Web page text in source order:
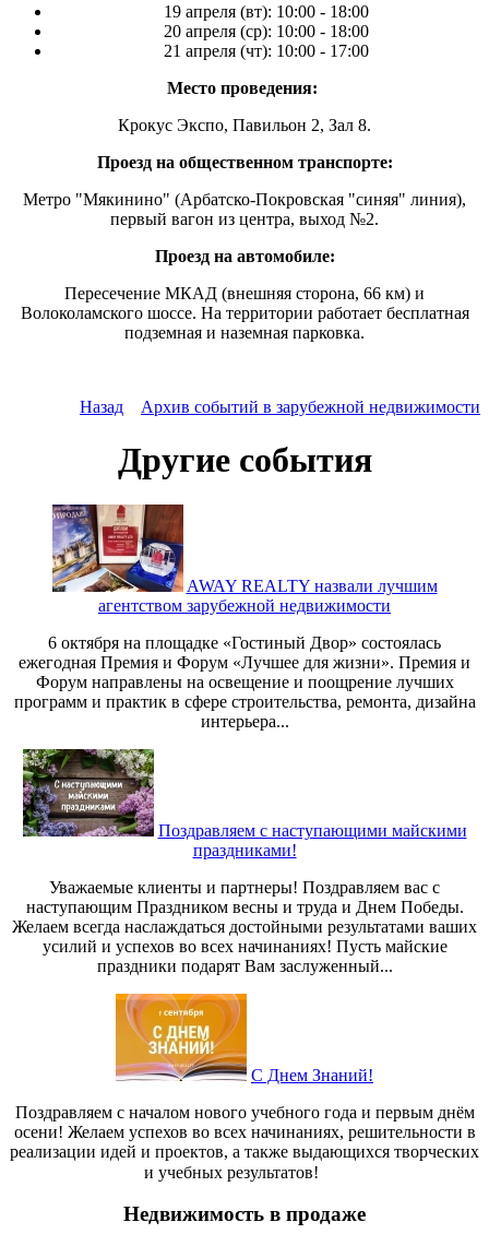
19 апреля (вт): 10:00 - 18:00
20 апреля (ср): 10:00 - 18:00
21 апреля (чт): 10:00 - 17:00
Место проведения:
Крокус Экспо, Павильон 2, Зал 8.
Проезд на общественном транспорте:
Метро "Мякинино" (Арбатско-Покровская "синяя" линия),
первый вагон из центра, выход №2.
Проезд на автомобиле:
Пересечение МКАД (внешняя сторона, 66 км) и
Волоколамского шоссе. На территории работает бесплатная
подземная и наземная парковка.
Назад Архив событий в зарубежной недвижимости
Другие события
AWAY REALTY назвали лучшим
агентством зарубежной недвижимости
6 октября на площадке «Гостиный Двор» состоялась
ежегодная Премия и Форум «Лучшее для жизни». Премия и
Форум направлены на освещение и поощрение лучших
программ и практик в сфере строительства, ремонта, дизайна
интерьера...
Поздравляем с наступающими майскими
праздниками!
Уважаемые клиенты и партнеры! Поздравляем вас с
наступающим Праздником весны и труда и Днем Победы.
Желаем всегда наслаждаться достойными результатами ваших
усилий и успехов во всех начинаниях! Пусть майские
праздники подарят Вам заслуженный...
С Днем Знаний!
Поздравляем с началом нового учебного года и первым днём
осени! Желаем успехов во всех начинаниях, решительности в
реализации идей и проектов, а также выдающихся творческих
и учебных результатов!⠀⠀
Недвижимость в продаже